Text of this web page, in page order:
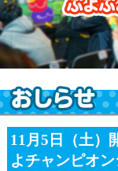
11月5日（土）
よチャンピオ